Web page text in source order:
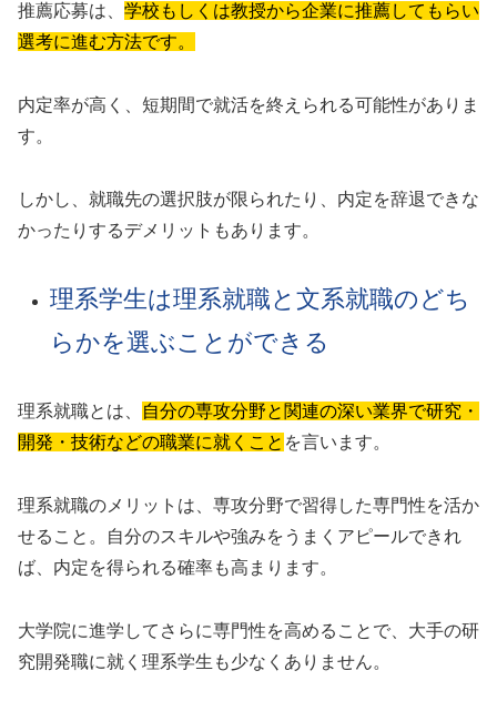
推薦応募は、 学校もしくは教授から企業に推薦してもらい
選考に進む方法です。
内定率が高く、短期間で就活を終えられる可能性がありま
す。
しかし、就職先の選択肢が限られたり、内定を辞退できな
かったりするデメリットもあります。
理系学生は理系就職と文系就職のどち
らかを選ぶことができる
理系就職とは、
自分の専攻分野と関連の深い業界で研究・
開発・技術などの職業に就くこと を言います。
理系就職のメリットは、専攻分野で習得した専門性を活か
せること。自分のスキルや強みをうまくアピールできれ
ば、内定を得られる確率も高まります。
大学院に進学してさらに専門性を高めることで、大手の研
究開発職に就く理系学生も少なくありません。